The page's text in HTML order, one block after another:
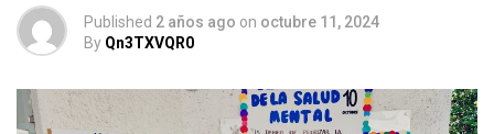
Published 2 años ago on octubre 11, 2024
By Qn3TXVQR0